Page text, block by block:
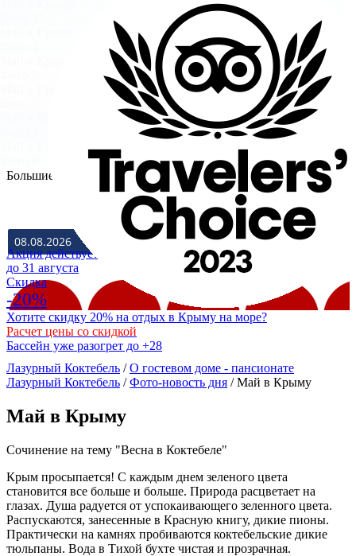
Большие фото
ВЫЕЗД
Акция действует
до 31 августа
Cкидка
-20%
Хотите скидку 20% на отдых в Крыму на море?
Расчет цены со скидкой
Бассейн уже разогрет до +28
Лазурный Коктебель /О гостевом доме - пансионате
Лазурный Коктебель /Фото-новость дня /Май в Крыму
Май в Крыму
Сочинение на тему "Весна в Коктебеле"
Крым просыпается! С каждым днем зеленого цвета
становится все больше и больше. Природа расцветает на
глазах. Душа радуется от успокаивающего зеленного цвета.
Распускаются, занесенные в Красную книгу, дикие пионы.
Практически на камнях пробиваются коктебельские дикие
тюльпаны. Вода в Тихой бухте чистая и прозрачная.